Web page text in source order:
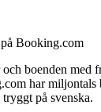
Booking.com
boenden med
har miljontals
på svenska.